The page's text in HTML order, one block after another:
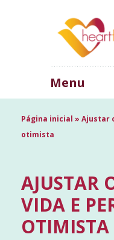
Menu
Página inicial » Ajustar
otimista
AJUSTAR
VIDA E
OTIMISTA